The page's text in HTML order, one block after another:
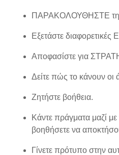
ΠΑΡΑΚΟΛΟΥΘΗΣΤΕ
Εξετάστε
Αποφασίστε για
Δείτε πώς το κάνουν οι
Ζητήστε βοήθεια.
Κάντε πράγματα μαζί
βοηθήσετε να
Γίνετε πρότυπο στην